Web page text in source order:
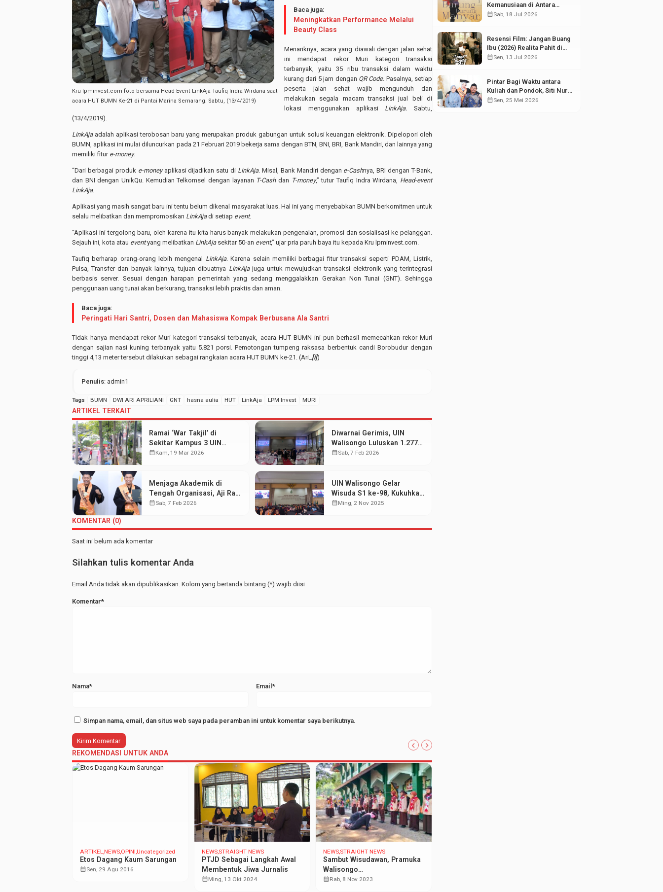
Kru lpminvest.com foto bersama Head Event LinkAja Taufiq Indra Wirdana saat
acara HUT BUMN Ke-21 di Pantai Marina Semarang. Sabtu, (13/4/2019)
Baca juga:
Meningkatkan Performance Melalui
Beauty Class
Menariknya, acara yang diawali dengan jalan sehat
ini mendapat rekor Muri kategori transaksi
terbanyak, yaitu 35 ribu transaksi dalam waktu
kurang dari 5 jam dengan QR Code. Pasalnya, setiap
peserta jalan sehat wajib mengunduh dan
melakukan segala macam transaksi jual beli di
lokasi menggunakan aplikasi LinkAja. Sabtu,
(13/4/2019).
LinkAjaadalah aplikasi terobosan baru yang merupakan produk gabungan untuk solusi keuangan elektronik. Dipelopori oleh
BUMN, aplikasi ini mulai diluncurkan pada 21 Februari 2019 bekerja sama dengan BTN, BNI, BRI, Bank Mandiri, dan lainnya yang
memiliki fitur e-money.
“Dari berbagai produk e-money aplikasi dijadikan satu di LinkAja. Misal, Bank Mandiri dengan e-Cashnya, BRI dengan T-Bank,
dan BNI dengan UnikQu. Kemudian Telkomsel dengan layanan T-Cashdan T-money,” tutur Taufiq Indra Wirdana, Head-event
LinkAja.
Aplikasi yang masih sangat baru ini tentu belum dikenal masyarakat luas. Hal ini yang menyebabkan BUMN berkomitmen untuk
selalu melibatkan dan mempromosikan LinkAjadi setiap event.
“Aplikasi ini tergolong baru, oleh karena itu kita harus banyak melakukan pengenalan, promosi dan sosialisasi ke pelanggan.
Sejauh ini, kota atau eventyang melibatkan LinkAjasekitar 50-an event,” ujar pria paruh baya itu kepada Kru lpminvest.com.
Taufiq berharap orang-orang lebih mengenal LinkAja. Karena selain memiliki berbagai fitur transaksi seperti PDAM, Listrik,
Pulsa, Transfer dan banyak lainnya, tujuan dibuatnya LinkAja juga untuk mewujudkan transaksi elektronik yang terintegrasi
berbasis server. Sesuai dengan harapan pemerintah yang sedang menggalakkan Gerakan Non Tunai (GNT). Sehingga
penggunaan uang tunai akan berkurang, transaksi lebih praktis dan aman.
Baca juga:
Peringati Hari Santri, Dosen dan Mahasiswa Kompak Berbusana Ala Santri
Tidak hanya mendapat rekor Muri kategori transaksi terbanyak, acara HUT BUMN ini pun berhasil memecahkan rekor Muri
dengan sajian nasi kuning terbanyak yaitu 5.821 porsi. Pemotongan tumpeng raksasa berbentuk candi Borobudur dengan
tinggi 4,13 meter tersebut dilakukan sebagai rangkaian acara HUT BUMN ke-21. (Ari_ [i])
Penulis: admin1
Tags BUMN DWI ARI APRILIANI GNT hasna aulia HUT LinkAja LPM Invest MURI
ARTIKEL TERKAIT
Ramai ‘War Takjil’ di
Sekitar Kampus 3 UIN
Walisongo: Mahasiswa
calendar_monthKam, 19 Mar 2026
Diwarnai Gerimis, UIN
Walisongo Luluskan 1.277
Mahasiswa pada Wisuda
calendar_monthSab, 7 Feb 2026
Menjaga Akademik di
Tengah Organisasi, Aji Raih
Wisudawan Terbaik FEBI
calendar_monthSab, 7 Feb 2026
UIN Walisongo Gelar
Wisuda S1 ke-98, Kukuhkan
515 Wisudawan dari
calendar_monthMing, 2 Nov 2025
KOMENTAR (0)
Saat ini belum ada komentar
Silahkan tulis komentar Anda
Email Anda tidak akan dipublikasikan. Kolom yang bertanda bintang (*) wajib diisi
Komentar*
Nama* Email*
Simpan nama, email, dan situs web saya pada peramban ini untuk komentar saya berikutnya.
REKOMENDASI UNTUK ANDA
ARTIKELNEWS OPINI Uncategorized
Etos Dagang Kaum Sarungan
calendar_monthSen, 29 Agu 2016
NEWSSTRAIGHT NEWS
PTJD Sebagai Langkah Awal
Membentuk Jiwa Jurnalis
calendar_monthMing, 13 Okt 2024
NEWSSTRAIGHT NEWS
Sambut Wisudawan, Pramuka
Walisongo
Menyelenggarakan Prosesi
calendar_monthRab, 8 Nov 2023
Kemanusiaan di Antara
Puing Sejarah
calendar_monthSab, 18 Jul 2026
Resensi Film: Jangan Buang
Ibu (2026) Realita Pahit di
Balik Kesuksesan Anak
calendar_monthSen, 13 Jul 2026
Pintar Bagi Waktu antara
Kuliah dan Pondok, Siti Nur
Aisyah Sabet Gelar
calendar_monthSen, 25 Mei 2026